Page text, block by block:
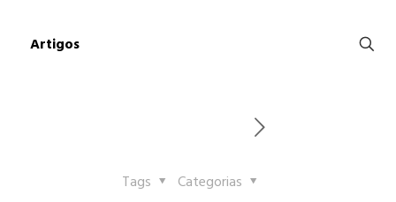
Artigos
Categorias
Tags